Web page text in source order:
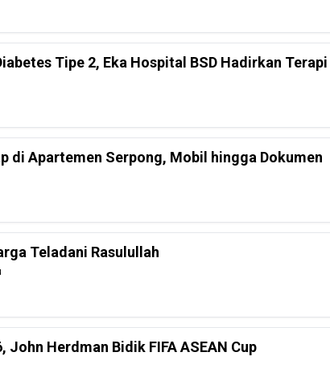
Tipe 2, Eka Hospital BSD Hadirkan Terapi
di Apartemen Serpong, Mobil hingga Dokumen
Teladani Rasulullah
John Herdman Bidik FIFA ASEAN Cup